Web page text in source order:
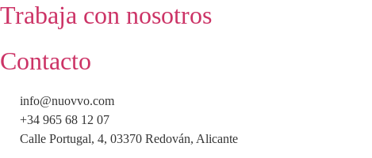
Trabaja con nosotros
Contacto
info@nuovvo.com
+34 965 68 12 07
Calle Portugal, 4, 03370 Redován, Alicante